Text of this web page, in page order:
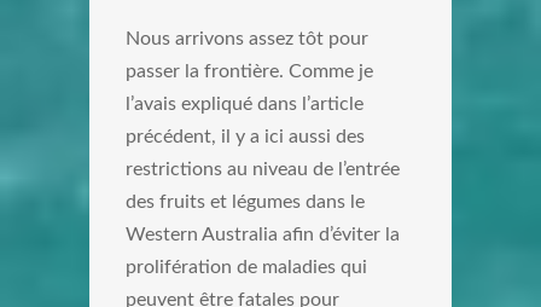
Nous arrivons assez tôt pour
passer la frontière. Comme je
l’avais expliqué dans l’article
précédent, il y a ici aussi des
restrictions au niveau de l’entrée
des fruits et légumes dans le
Western Australia afin d’éviter la
prolifération de maladies qui
peuvent être fatales pour